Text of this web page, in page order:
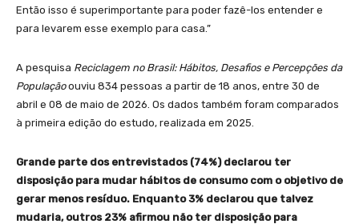
Então isso é superimportante para poder fazê-los entender e
para levarem esse exemplo para casa.”
A pesquisa Reciclagem no Brasil: Hábitos, Desafios e Percepções da
Populaçãoouviu 834 pessoas a partir de 18 anos, entre 30 de
abril e 08 de maio de 2026. Os dados também foram comparados
à primeira edição do estudo, realizada em 2025.
Grande parte dos entrevistados (74%) declarou ter
disposição para mudar hábitos de consumo com o objetivo de
gerar menos resíduo. Enquanto 3% declarou que talvez
mudaria, outros 23% afirmou não ter disposição para